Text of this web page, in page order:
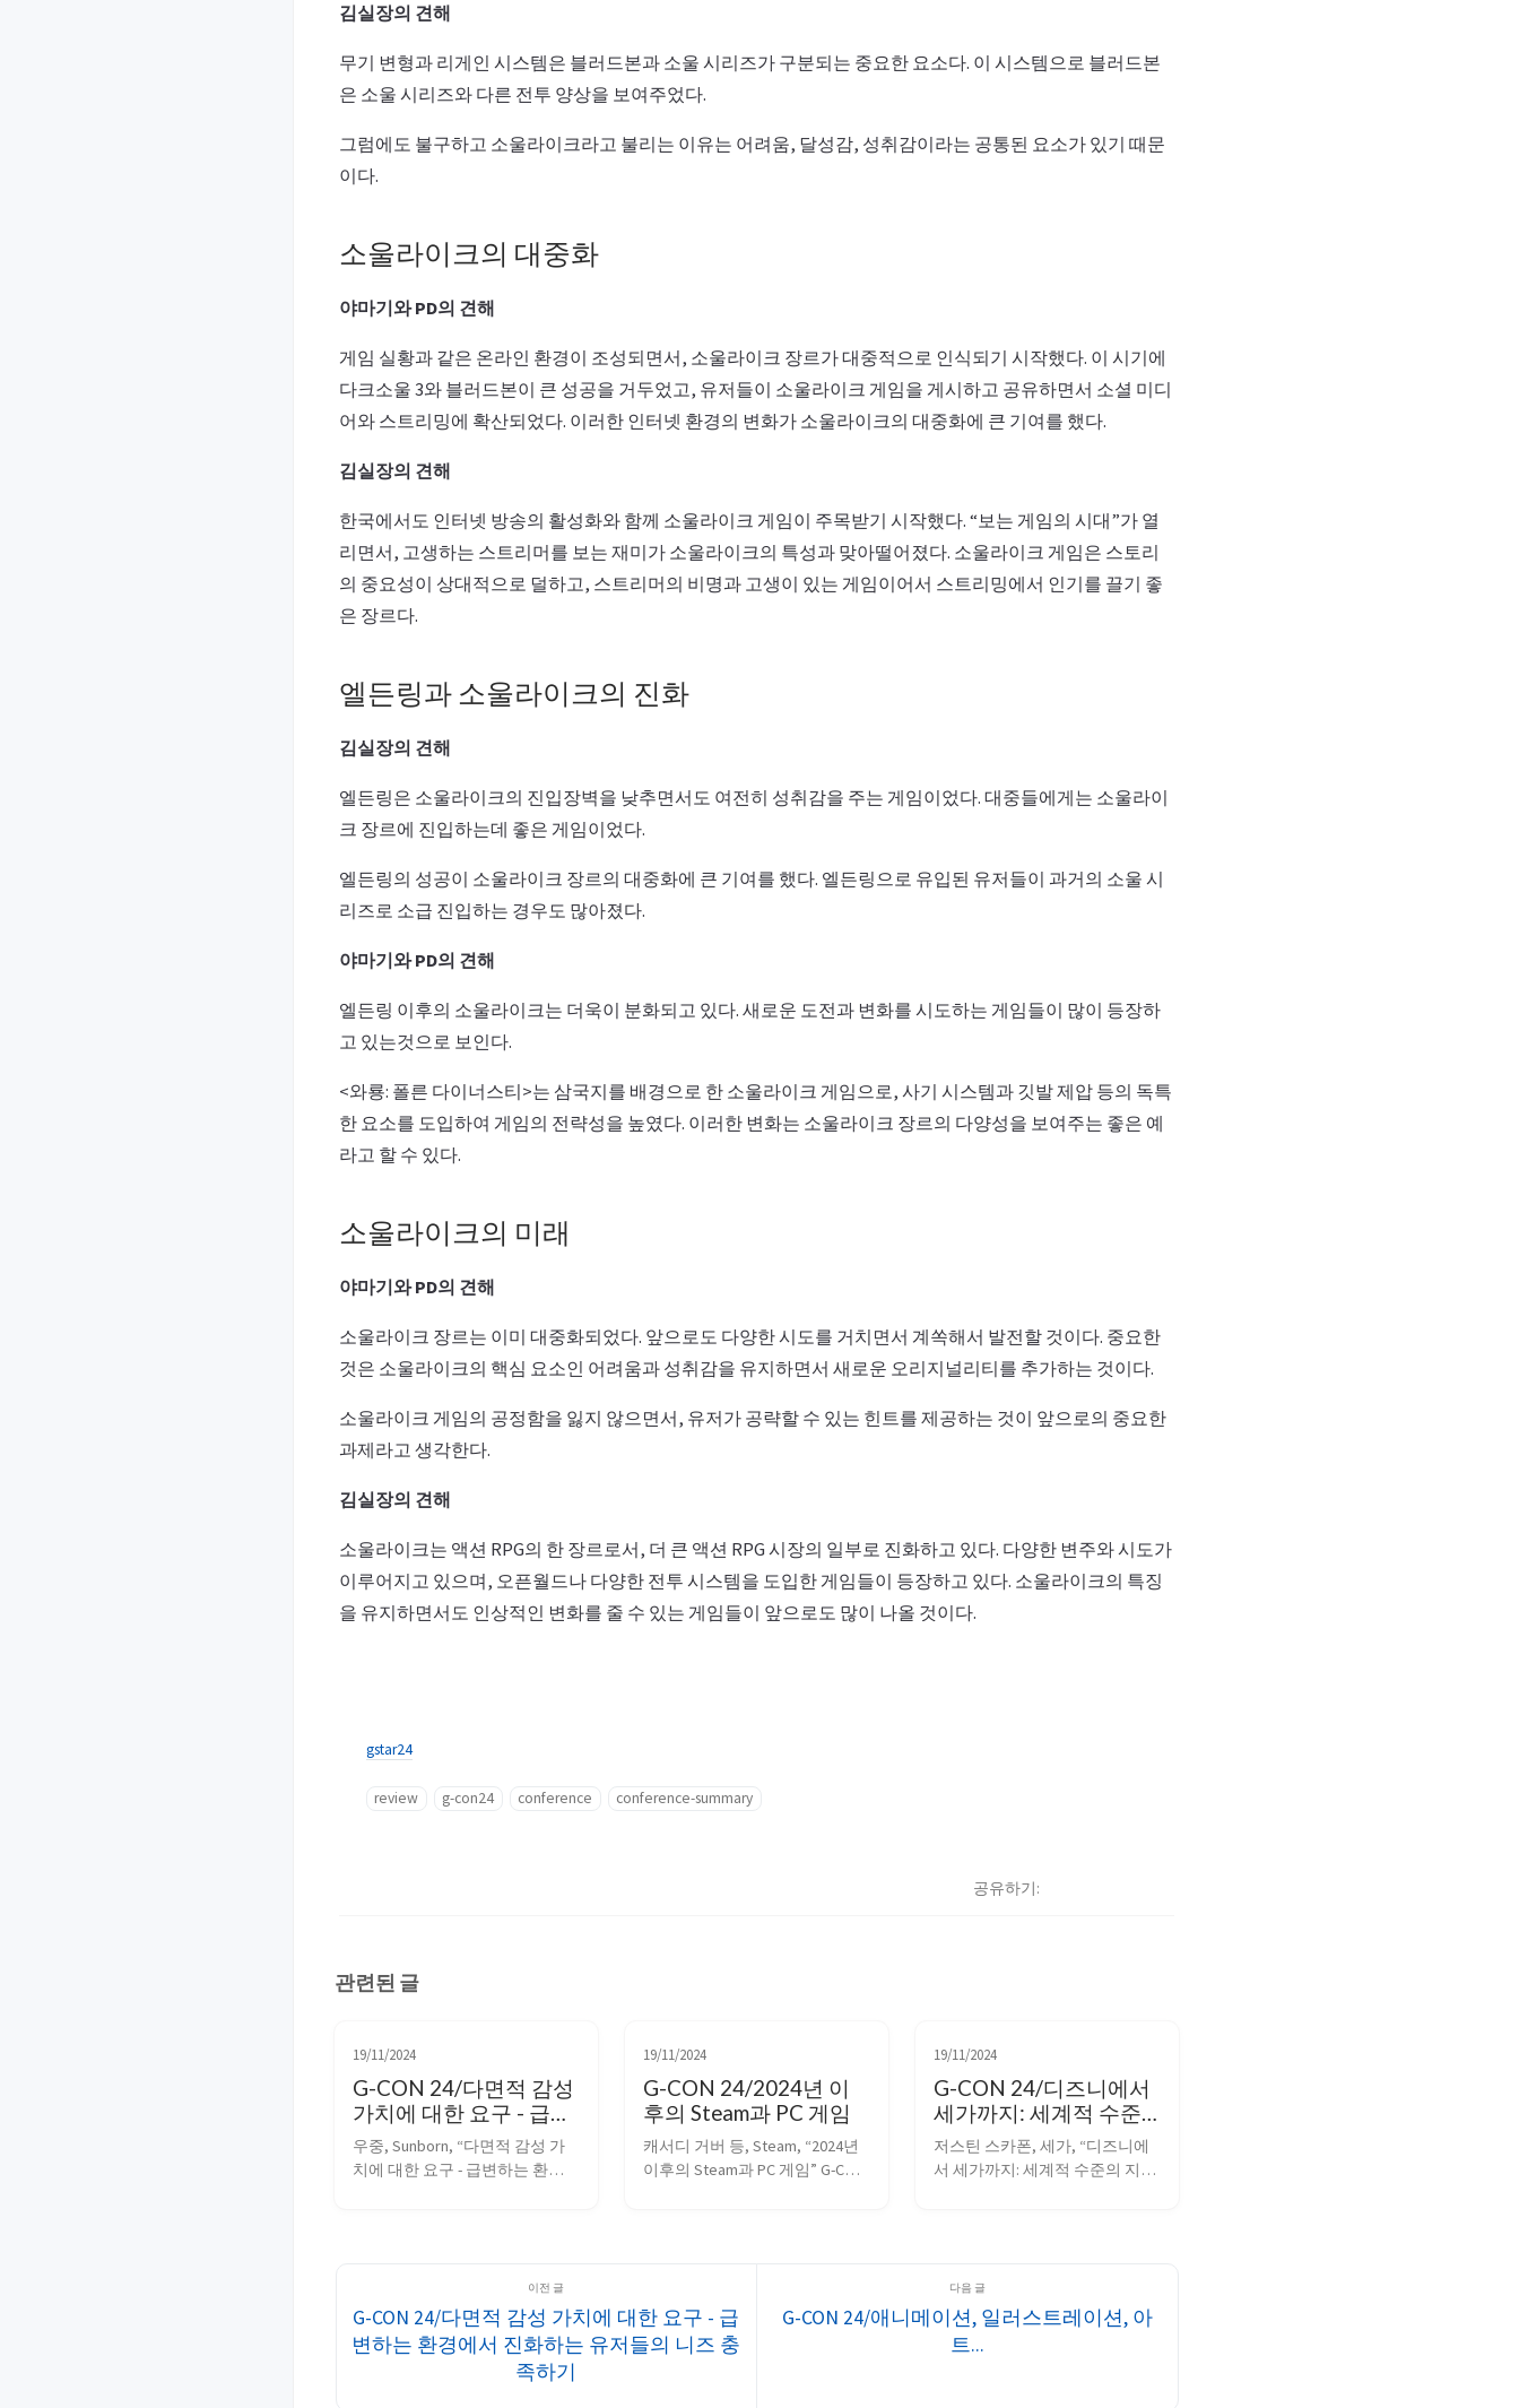
김실장의 견해
무기 변형과 리게인 시스템은 블러드본과 소울 시리즈가 구분되는 중요한 요소다. 이 시스템으로 블러드본
은 소울 시리즈와 다른 전투 양상을 보여주었다.
그럼에도 불구하고 소울라이크라고 불리는 이유는 어려움, 달성감, 성취감이라는 공통된 요소가 있기 때문
이다.
소울라이크의 대중화
야마기와 PD의 견해
게임 실황과 같은 온라인 환경이 조성되면서, 소울라이크 장르가 대중적으로 인식되기 시작했다. 이 시기에
다크소울 3와 블러드본이 큰 성공을 거두었고, 유저들이 소울라이크 게임을 게시하고 공유하면서 소셜 미디
어와 스트리밍에 확산되었다. 이러한 인터넷 환경의 변화가 소울라이크의 대중화에 큰 기여를 했다.
김실장의 견해
한국에서도 인터넷 방송의 활성화와 함께 소울라이크 게임이 주목받기 시작했다. “보는 게임의 시대”가 열
리면서, 고생하는 스트리머를 보는 재미가 소울라이크의 특성과 맞아떨어졌다. 소울라이크 게임은 스토리
의 중요성이 상대적으로 덜하고, 스트리머의 비명과 고생이 있는 게임이어서 스트리밍에서 인기를 끌기 좋
은 장르다.
엘든링과 소울라이크의 진화
김실장의 견해
엘든링은 소울라이크의 진입장벽을 낮추면서도 여전히 성취감을 주는 게임이었다. 대중들에게는 소울라이
크 장르에 진입하는데 좋은 게임이었다.
엘든링의 성공이 소울라이크 장르의 대중화에 큰 기여를 했다. 엘든링으로 유입된 유저들이 과거의 소울 시
리즈로 소급 진입하는 경우도 많아졌다.
야마기와 PD의 견해
엘든링 이후의 소울라이크는 더욱이 분화되고 있다. 새로운 도전과 변화를 시도하는 게임들이 많이 등장하
고 있는것으로 보인다.
<와룡: 폴른 다이너스티>는 삼국지를 배경으로 한 소울라이크 게임으로, 사기 시스템과 깃발 제압 등의 독특
한 요소를 도입하여 게임의 전략성을 높였다. 이러한 변화는 소울라이크 장르의 다양성을 보여주는 좋은 예
라고 할 수 있다.
소울라이크의 미래
야마기와 PD의 견해
소울라이크 장르는 이미 대중화되었다. 앞으로도 다양한 시도를 거치면서 계쏙해서 발전할 것이다. 중요한
것은 소울라이크의 핵심 요소인 어려움과 성취감을 유지하면서 새로운 오리지널리티를 추가하는 것이다.
소울라이크 게임의 공정함을 잃지 않으면서, 유저가 공략할 수 있는 힌트를 제공하는 것이 앞으로의 중요한
과제라고 생각한다.
김실장의 견해
소울라이크는 액션 RPG의 한 장르로서, 더 큰 액션 RPG 시장의 일부로 진화하고 있다. 다양한 변주와 시도가
이루어지고 있으며, 오픈월드나 다양한 전투 시스템을 도입한 게임들이 등장하고 있다. 소울라이크의 특징
을 유지하면서도 인상적인 변화를 줄 수 있는 게임들이 앞으로도 많이 나올 것이다.
gstar24
review g-con24 conference conference-summary
공유하기
관련된 글
19/11/2024
G-CON 24/다면적 감성
가치에 대한 요구 - 급변
하는 환경에서 진화하는
유저들의 니즈 충족하기
우중, Sunborn, “다면적 감성 가
치에 대한 요구 - 급변하는 환경에
히 크게 변화했다. 서브컬처가 주
류 문화로 진출하고 있고, 2차원
게임이 확장되고 있다. 자본의 유
입과 투자로 대작이 등장하는...
19/11/2024
G-CON 24/2024년 이
후의 Steam과 PC 게임
캐서디 거버 등, Steam, “2024년
이후의 Steam과 PC 게임” G-CON
전히 성장하고 있다. 최대 동시 접
속자 수는 3,800만 명을 돌파했
고, 최대 게...
19/11/2024
G-CON 24/디즈니에서
세가까지: 세계적 수준
의 지적 재산권 관리 방
법
저스틴 스카폰, 세가, “디즈니에
서 세가까지: 세계적 수준의 지적
렇게 데뷔한 새 캐릭터와 IP는 다
양한 제품, 음악, 콘서트, 게임, 그
리고 테마파크 어트랙션에 활용
하면서 IP를 확장하였다. 디즈니
G-CON 24/다면적 감성 가치에 대한 요구 - 급
변하는 환경에서 진화하는 유저들의 니즈 충
족하기
G-CON 24/애니메이션, 일러스트레이션, 아
트...